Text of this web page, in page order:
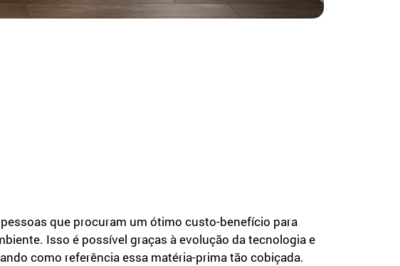
que procuram um ótimo custo-benefício para
Isso é possível graças à evolução da tecnologia e
como referência essa matéria-prima tão cobiçada.